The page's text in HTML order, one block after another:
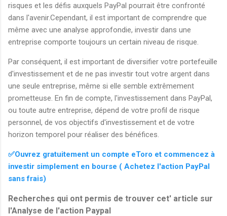
risques et les défis auxquels PayPal pourrait être confronté
dans l'avenir.Cependant, il est important de comprendre que
même avec une analyse approfondie, investir dans une
entreprise comporte toujours un certain niveau de risque.
Par conséquent, il est important de diversifier votre portefeuille
d'investissement et de ne pas investir tout votre argent dans
une seule entreprise, même si elle semble extrêmement
prometteuse. En fin de compte, l'investissement dans PayPal,
ou toute autre entreprise, dépend de votre profil de risque
personnel, de vos objectifs d'investissement et de votre
horizon temporel pour réaliser des bénéfices.
✅Ouvrez gratuitement un compte eToro et commencez à
investir simplement en bourse ( Achetez l'action PayPal
sans frais)
Recherches qui ont permis de trouver cet' article sur
l'Analyse de l'action Paypal